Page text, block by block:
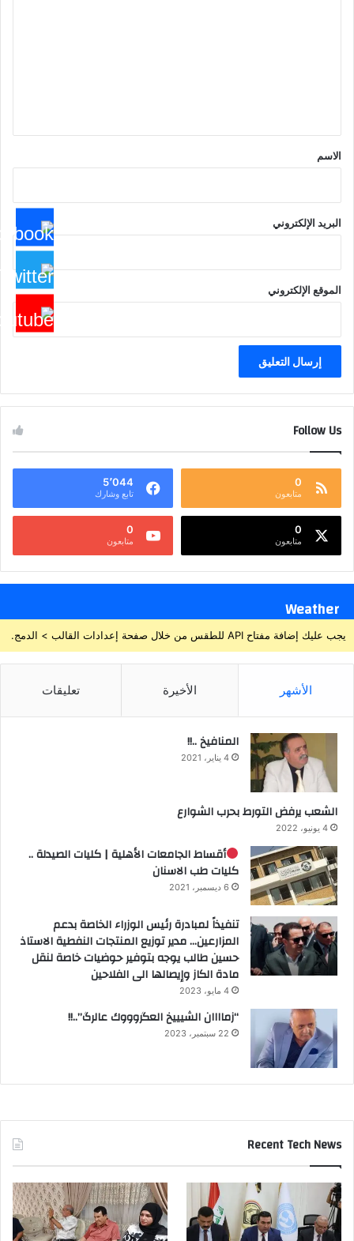
*
الاسم
البريد الإلكتروني
الموقع الإلكتروني
Follow Us
0
متابعون
5٬044
تابع وشارك
0
متابعون
0
متابعون
Weather
يجب عليك إضافة مفتاح API للطقس من خلال صفحة إعدادات القالب > الدمج.
الأشهر الأخيرة تعليقات
المنافيخ ..!!
4 يناير، 2021
الشعب يرفض التورط بحرب الشوارع
4 يونيو، 2022
أقساط الجامعات الأهلية | كليات الصيدلة ..
كليات طب الاسنان
6 ديسمبر، 2021
تنفيذاً لمبادرة رئيس الوزراء الخاصة بدعم
المزارعين… مدير توزيع المنتجات النفطية الاستاذ
حسين طالب يوجه بتوفير حوضيات خاصة لنقل
مادة الكاز وإيصالها الى الفلاحين
4 مايو، 2023
“زماااان الشيييخ العگروووك عالرگ”..!!
22 سبتمبر، 2023
Recent Tech News